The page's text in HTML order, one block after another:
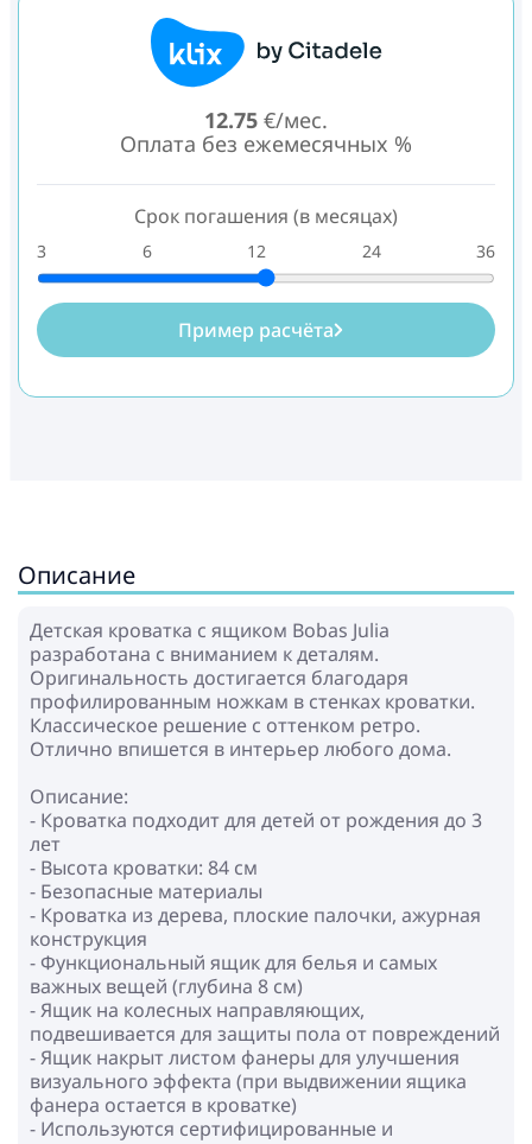
12.75 €/мес.
Оплата без ежемесячных %
Срок погашения (в месяцах)
3 6 12 24 36
Пример расчёта
Описание
Детская кроватка с ящиком Bobas Julia
разработана с вниманием к деталям.
Оригинальность достигается благодаря
профилированным ножкам в стенках кроватки.
Классическое решение с оттенком ретро.
Отлично впишется в интерьер любого дома.
Описание:
- Кроватка подходит для детей от рождения до 3
лет
- Высота кроватки: 84 см
- Безопасные материалы
- Кроватка из дерева, плоские палочки, ажурная
конструкция
- Функциональный ящик для белья и самых
важных вещей (глубина 8 см)
- Ящик на колесных направляющих,
подвешивается для защиты пола от повреждений
- Ящик накрыт листом фанеры для улучшения
визуального эффекта (при выдвижении ящика
фанера остается в кроватке)
- Используются сертифицированные и